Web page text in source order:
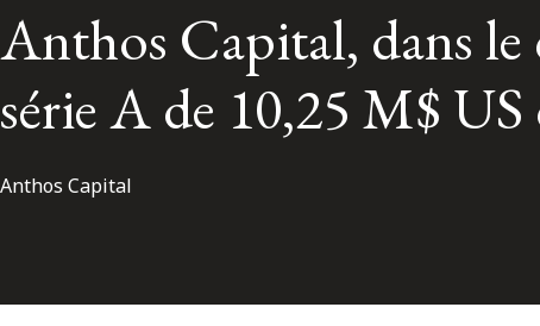
Anthos Capital, dans le
série A de 10,25 M$
Anthos Capital